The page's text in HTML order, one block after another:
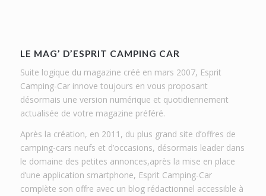
LE MAG’ D’ESPRIT CAMPING CAR
Suite logique du magazine créé en mars 2007, Esprit
Camping-Car innove toujours en vous proposant
désormais une version numérique et quotidiennement
actualisée de votre magazine préféré.
Après la création, en 2011, du plus grand site d’offres de
camping-cars neufs et d’occasions, désormais leader dans
le domaine des petites annonces,après la mise en place
d’une application smartphone, Esprit Camping-Car
complète son offre avec un blog rédactionnel accessible à